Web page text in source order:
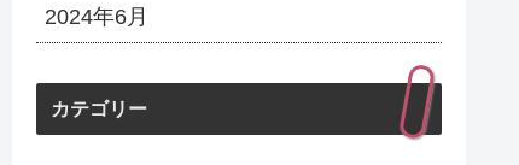
2024年6月
カテゴリー